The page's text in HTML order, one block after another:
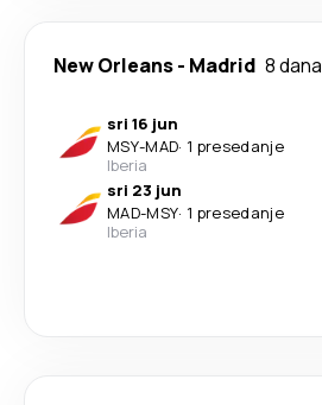
New Orleans- Madrid 8 dana
sri 16 jun
MSY-MAD· 1 presedanje
Iberia
sri 23 jun
MAD-MSY· 1 presedanje
Iberia